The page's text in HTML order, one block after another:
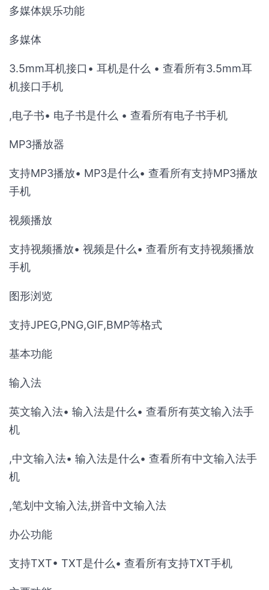
多媒体娱乐功能
多媒体
3.5mm耳机接口• 耳机是什么 • 查看所有3.5mm耳
机接口手机
,电子书• 电子书是什么 • 查看所有电子书手机
MP3播放器
支持MP3播放• MP3是什么• 查看所有支持MP3播放
手机
视频播放
支持视频播放• 视频是什么• 查看所有支持视频播放
手机
图形浏览
支持JPEG,PNG,GIF,BMP等格式
基本功能
输入法
英文输入法• 输入法是什么• 查看所有英文输入法手
机
,中文输入法• 输入法是什么• 查看所有中文输入法手
机
,笔划中文输入法,拼音中文输入法
办公功能
支持TXT• TXT是什么• 查看所有支持TXT手机